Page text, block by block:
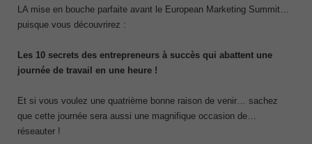
LA mise en bouche parfaite avant le European Marketing Summit…
puisque vous découvrirez :
Les 10 secrets des entrepreneurs à succès qui abattent une
journée de travail en une heure !
Et si vous voulez une quatrième bonne raison de venir… sachez
que cette journée sera aussi une magnifique occasion de…
réseauter !